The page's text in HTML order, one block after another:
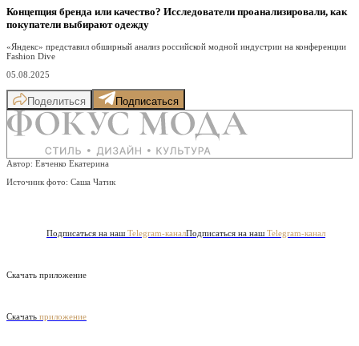
Концепция бренда или качество? Исследователи проанализировали, как
покупатели выбирают одежду
«Яндекс» представил обширный анализ российской модной индустрии на конференции
Fashion Dive
05.08.2025
Поделиться Подписаться
Автор: Евченко Екатерина
Источник фото: Саша Чатик
Подписаться на наш Telegram-каналПодписаться на наш Telegram-канал
Скачать приложение
Скачать приложение